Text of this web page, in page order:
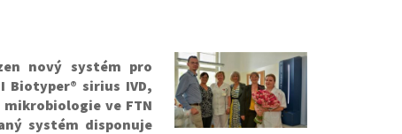
nový systém pro
Biotyper® sirius IVD,
ve FTN
systém disponuje